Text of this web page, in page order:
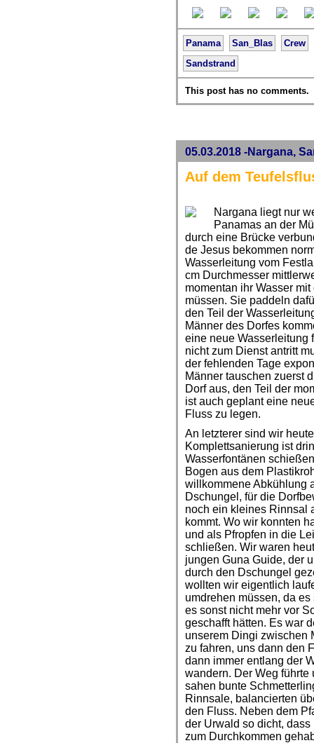
Panama San_Blas
Crew
Sandstrand
This post has no comments.
05.03.2018 -Nargana,
Auf dem
Nargana liegt nur
Panamas an der
durch eine Brücke
de Jesus bekommen
Wasserleitung vom
cm Durchmesser
momentan ihr Wasser
müssen. Sie paddeln
den Teil der
Männer des Dorfes
eine neue Wasserleitung
nicht zum Dienst antritt
der fehlenden Tage
Männer tauschen zuerst
Dorf aus, den Teil der
ist auch geplant eine
Fluss zu legen.
An letzterer sind wir
Komplettsanierung ist
Wasserfontänen
Bogen aus dem
willkommene Abkühlung
Dschungel, für die
noch ein kleines Rinnsal
kommt. Wo wir konnten
und als Pfropfen in die
schließen. Wir waren
jungen Guna Guide, der
durch den Dschungel
wollten wir eigentlich
umdrehen müssen, da
es sonst nicht mehr vor
geschafft hätten. Es war
unserem Dingi zwischen
zu fahren, uns dann den
dann immer entlang der
wandern. Der Weg
sahen bunte
Rinnsale, balancierten
den Fluss. Neben dem
der Urwald so dicht,
zum Durchkommen